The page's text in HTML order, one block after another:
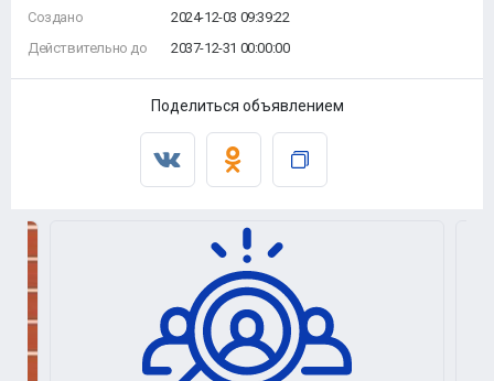
Создано
Действительно до
2024-12-03 09:39:22
2037-12-31 00:00:00
Поделиться объявлением